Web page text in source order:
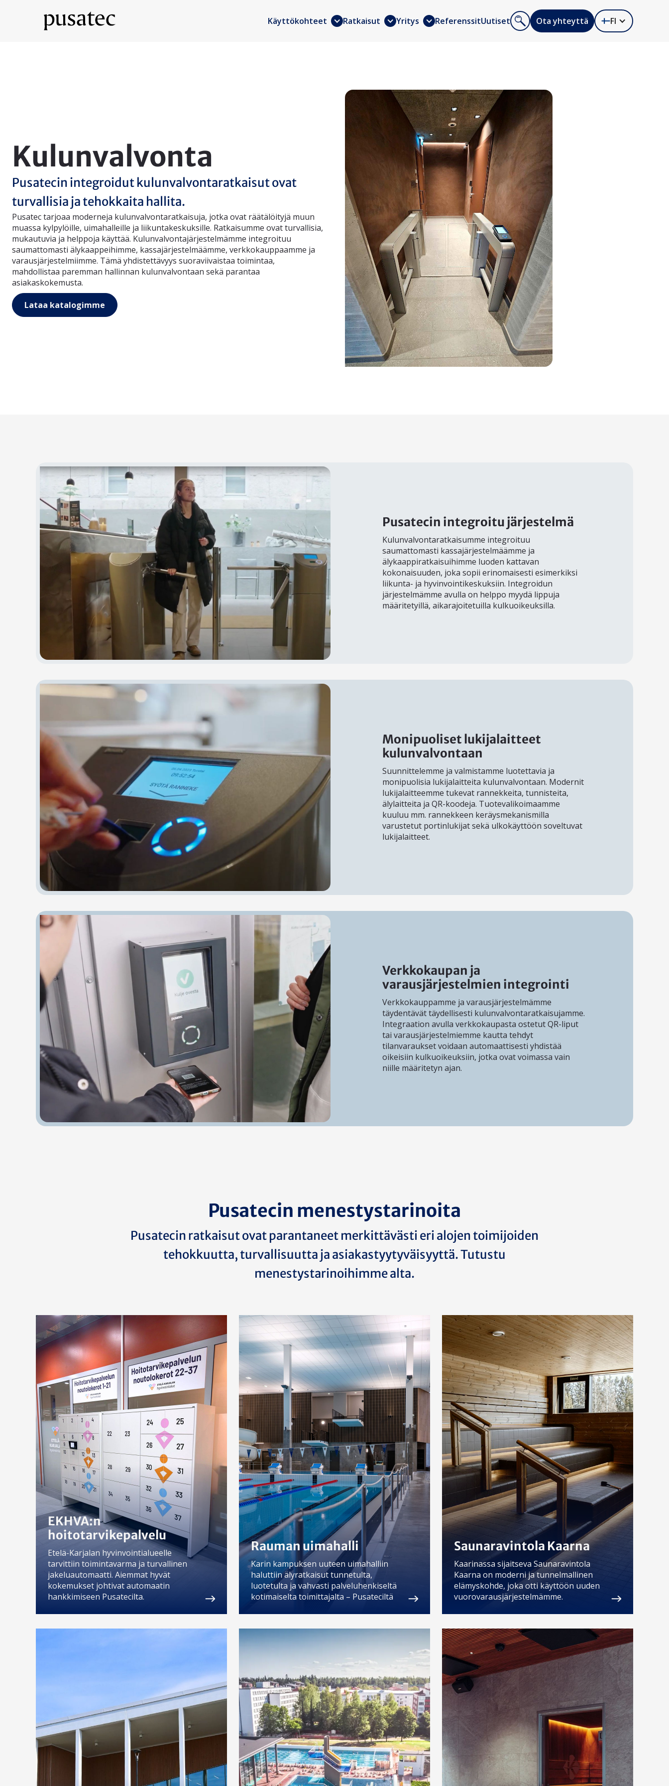
Käyttökohteet Ratkaisut Yritys ReferenssitUutiset Ota yhteyttä FI
Kulunvalvonta
Pusatecin integroidut kulunvalvontaratkaisut ovat
turvallisia ja tehokkaita hallita.
Pusatec tarjoaa moderneja kulunvalvontaratkaisuja, jotka ovat räätälöityjä muun
muassa kylpylöille, uimahalleille ja liikuntakeskuksille. Ratkaisumme ovat turvallisia,
mukautuvia ja helppoja käyttää. Kulunvalvontajärjestelmämme integroituu
saumattomasti älykaappeihimme, kassajärjestelmäämme, verkkokauppaamme ja
varausjärjestelmiimme. Tämä yhdistettävyys suoraviivaistaa toimintaa,
mahdollistaa paremman hallinnan kulunvalvontaan sekä parantaa
asiakaskokemusta.
Lataa katalogimme
Pusatecin integroitu järjestelmä
Kulunvalvontaratkaisumme integroituu
saumattomasti kassajärjestelmäämme ja
älykaappiratkaisuihimme luoden kattavan
kokonaisuuden, joka sopii erinomaisesti esimerkiksi
liikunta- ja hyvinvointikeskuksiin. Integroidun
järjestelmämme avulla on helppo myydä lippuja
määritetyillä, aikarajoitetuilla kulkuoikeuksilla.
Monipuoliset lukijalaitteet
kulunvalvontaan
Suunnittelemme ja valmistamme luotettavia ja
monipuolisia lukijalaitteita kulunvalvontaan. Modernit
lukijalaitteemme tukevat rannekkeita, tunnisteita,
älylaitteita ja QR-koodeja. Tuotevalikoimaamme
kuuluu mm. rannekkeen keräysmekanismilla
varustetut portinlukijat sekä ulkokäyttöön soveltuvat
lukijalaitteet.
Verkkokaupan ja
varausjärjestelmien integrointi
Verkkokauppamme ja varausjärjestelmämme
täydentävät täydellisesti kulunvalvontaratkaisujamme.
Integraation avulla verkkokaupasta ostetut QR-liput
tai varausjärjestelmiemme kautta tehdyt
tilanvaraukset voidaan automaattisesti yhdistää
oikeisiin kulkuoikeuksiin, jotka ovat voimassa vain
niille määritetyn ajan.
Pusatecin menestystarinoita
Pusatecin ratkaisut ovat parantaneet merkittävästi eri alojen toimijoiden
tehokkuutta, turvallisuutta ja asiakastyytyväisyyttä. Tutustu
menestystarinoihimme alta.
EKHVA:n
hoitotarvikepalvelu
Etelä-Karjalan hyvinvointialueelle
tarvittiin toimintavarma ja turvallinen
jakeluautomaatti. Aiemmat hyvät
kokemukset johtivat automaatin
hankkimiseen Pusatecilta.
Rauman uimahalli
Karin kampuksen uuteen uimahalliin
haluttiin älyratkaisut tunnetulta,
luotetulta ja vahvasti palveluhenkiseltä
kotimaiselta toimittajalta – Pusateciltä
Saunaravintola Kaarna
Kaarinassa sijaitseva Saunaravintola
Kaarna on moderni ja tunnelmallinen
elämyskohde, joka otti käyttöön uuden
vuorovarausjärjestelmämme.